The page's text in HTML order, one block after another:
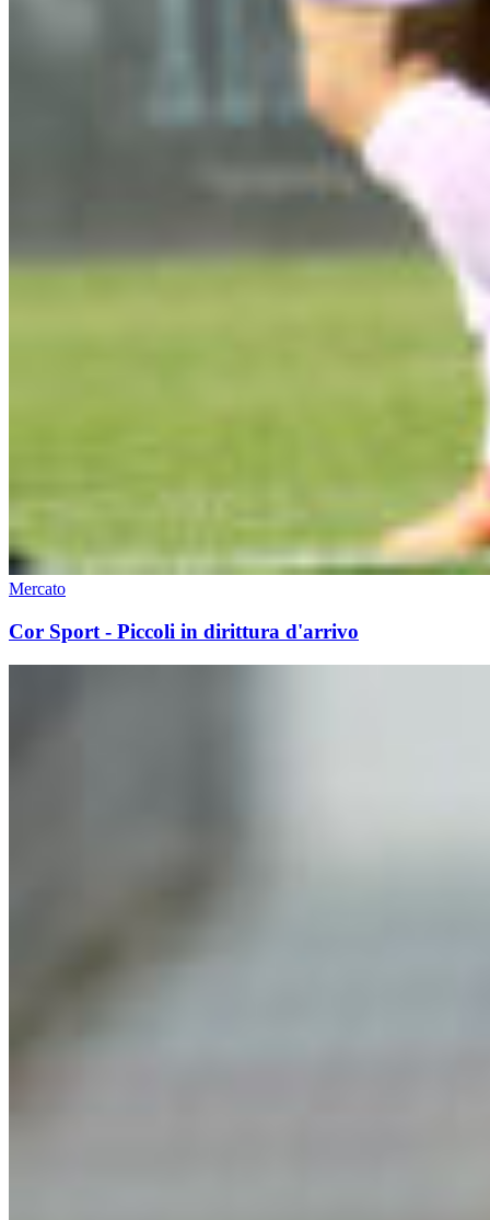
Mercato
Cor Sport - Piccoli in dirittura d'arrivo